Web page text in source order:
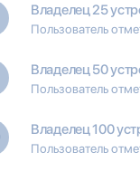
Владелец 25
Пользователь
Владелец 50
Пользователь
Владелец 100
Пользователь